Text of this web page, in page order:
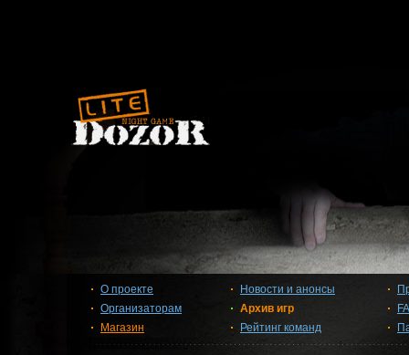
О проекте
Организаторам
Магазин
Новости и анонсы
Архив игр
Рейтинг команд